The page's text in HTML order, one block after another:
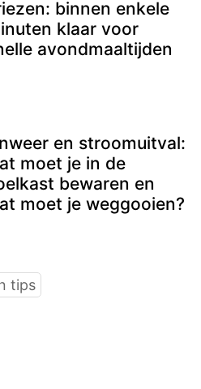
binnen enkele
klaar voor
avondmaaltijden
en stroomuitval:
moet je in de
bewaren en
moet je weggooien?
tips